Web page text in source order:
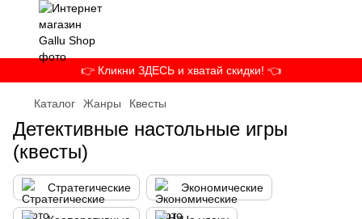
👉 Кликни ЗДЕСЬ и хватай скидки! 👈
Каталог Жанры Квесты
Детективные настольные игры
(квесты)
Стратегические Экономические